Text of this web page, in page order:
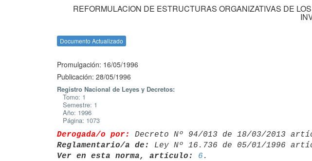
REFORMULACION DE ESTRUCTURAS ORGANIZATIVAS DE
Documento Actualizado
Promulgación: 16/05/1996
Publicación: 28/05/1996
Registro Nacional de Leyes y Decretos:
Tomo: 1
Semestre: 1
Año: 1996
Página: 1073
Derogada/o por: Decreto Nº 94/013 de 18/03/2013
Reglamentario/a de:
Ley Nº 16.736 de 05/01/1996
Ver en esta norma, artículo:
6